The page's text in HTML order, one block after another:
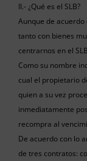
II.- ¿Qué es el SLB?
Aunque de acuerdo
tanto con bienes
centrarnos en el
Como su nombre
cual el propietario
quien a su vez
inmediatamente
recompra al
De acuerdo con lo
de tres contratos: